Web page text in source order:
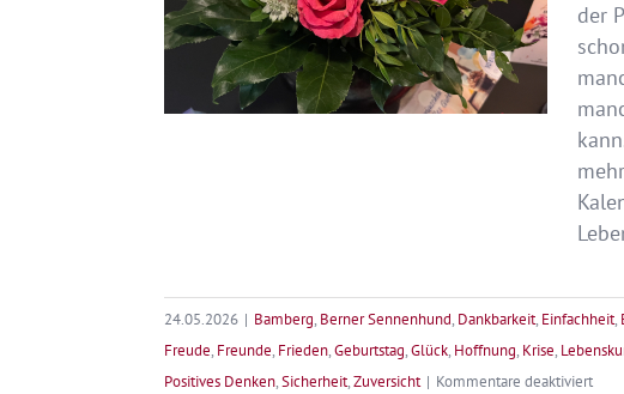
der
24.05.2026 | Bamberg, Berner Sennenhund, Dankbarkeit, Einfachheit,
Freude, Freunde, Frieden,Geburtstag,Glück, Hoffnung, Krise,
Positives Denken,Sicherheit,Zuversicht | Kommentare deaktiviertfür